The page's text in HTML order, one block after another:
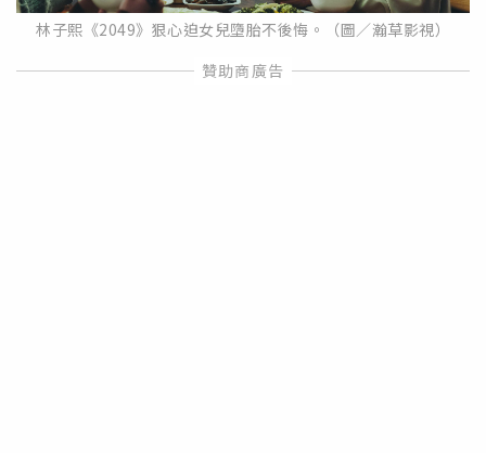
林子熙《2049》狠心迫女兒墮胎不後悔。（圖／瀚草影視）